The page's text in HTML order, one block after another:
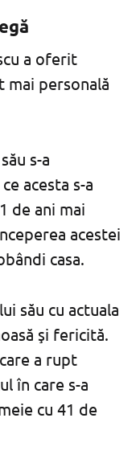
a oferit
personală
s-a
acesta s-a
de ani mai
acestei
casa.
său cu actuala
şi fericită.
a rupt
în care s-a
cu 41 de